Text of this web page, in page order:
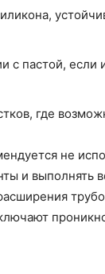
с пастой, если
где
не
и выполнять